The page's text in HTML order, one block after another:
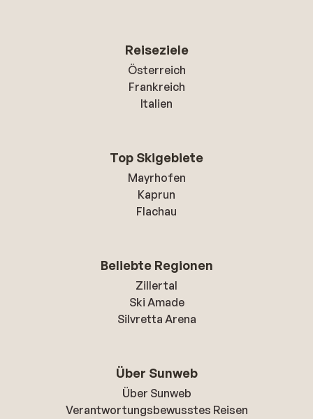
Reiseziele
Österreich
Frankreich
Italien
Top Skigebiete
Mayrhofen
Kaprun
Flachau
Beliebte Regionen
Zillertal
Ski Amade
Silvretta Arena
Über Sunweb
Über Sunweb
Verantwortungsbewusstes Reisen